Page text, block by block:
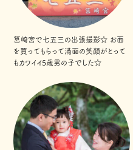
筥崎宮で七五三の出張撮影☆ お面
を買ってもらって満面の笑顔がとって
もカワイイ5歳男の子でした☆